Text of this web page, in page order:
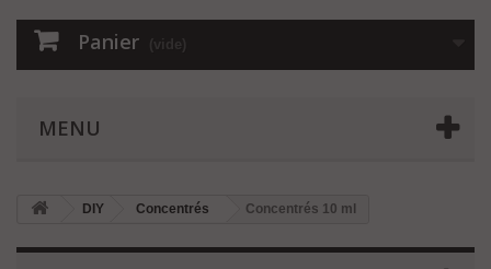
Panier (vide)
MENU
DIY Concentrés Concentrés 10 ml